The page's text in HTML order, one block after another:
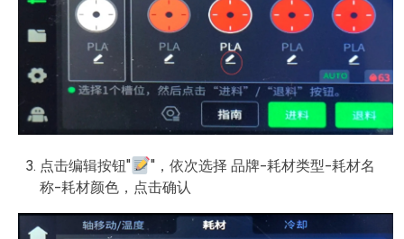
点击编辑按钮"
"，依次选择 品牌-耗材类型-耗材名
称-耗材颜色，点击确认